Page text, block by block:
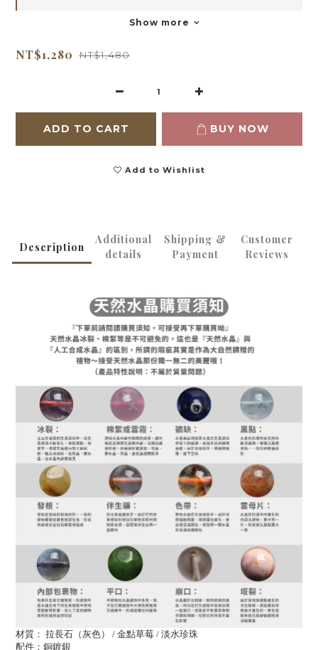
Show more
NT$1,280 NT$1,480
ADD TO CART BUY NOW
Add to Wishlist
Description
Additional
details
Shipping &
Payment
Customer
Reviews
材質： 拉長石（灰色） / 金點草莓 / 淡水珍珠
配件：銅鍍銀